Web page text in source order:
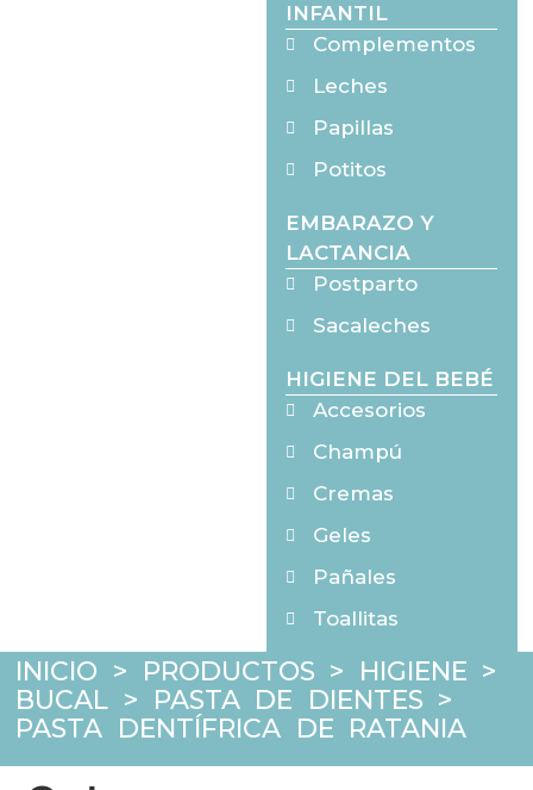
INFANTIL
Complementos
Leches
Papillas
Potitos
EMBARAZO Y
LACTANCIA
Postparto
Sacaleches
HIGIENE DEL BEBÉ
Accesorios
Champú
Cremas
Geles
Pañales
Toallitas
INICIO > PRODUCTOS > HIGIENE >
BUCAL > PASTA DE DIENTES >
PASTA DENTÍFRICA DE RATANIA